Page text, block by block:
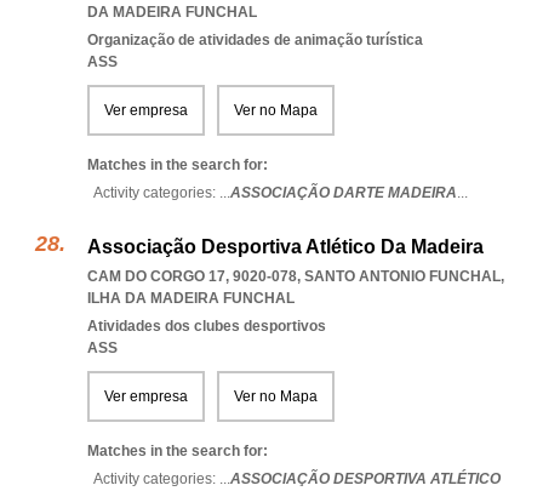
DA MADEIRA FUNCHAL
Organização de atividades de animação turística
ASS
Ver empresa Ver no Mapa
Matches in the search for:
Activity categories: ...ASSOCIAÇÃO DARTE MADEIRA...
Associação Desportiva Atlético Da Madeira
CAM DO CORGO 17, 9020-078, SANTO ANTONIO FUNCHAL,
ILHA DA MADEIRA FUNCHAL
Atividades dos clubes desportivos
ASS
Ver empresa Ver no Mapa
Matches in the search for:
Activity categories: ...ASSOCIAÇÃO DESPORTIVA ATLÉTICO